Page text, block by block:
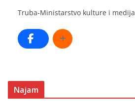
Truba-Ministarstvo kulture i medija
Najam